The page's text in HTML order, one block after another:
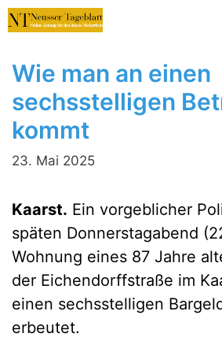
Zum
Inhalt
Wie man an einen
sechsstelligen
kommt
23. Mai 2025
Kaarst. Ein vorgeblicher
späten Donnerstagabend
Wohnung eines 87 Jahre
der Eichendorffstraße im
einen sechsstelligen
erbeutet.